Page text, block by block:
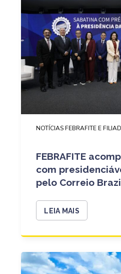
NOTÍCIAS FEBRAFITE E
FEBRAFITE
com
pelo Correio
LEIA MAIS